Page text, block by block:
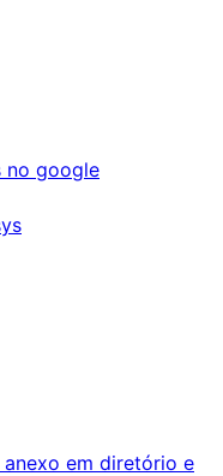
no google
em diretório e